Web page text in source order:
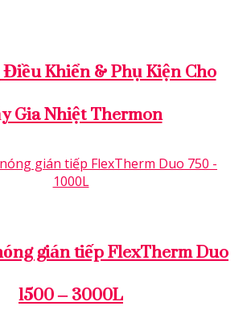
Khiển & Phụ Kiện Cho
Gia Nhiệt Thermon
gián tiếp FlexTherm Duo
1500 – 3000L